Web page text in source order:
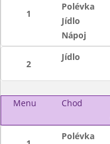
1
Polévka
Jídlo
Nápoj
2
Jídlo
Menu Chod
Polévka